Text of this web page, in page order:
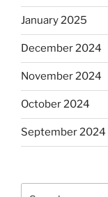
January 2025
December 2024
November 2024
October 2024
September 2024